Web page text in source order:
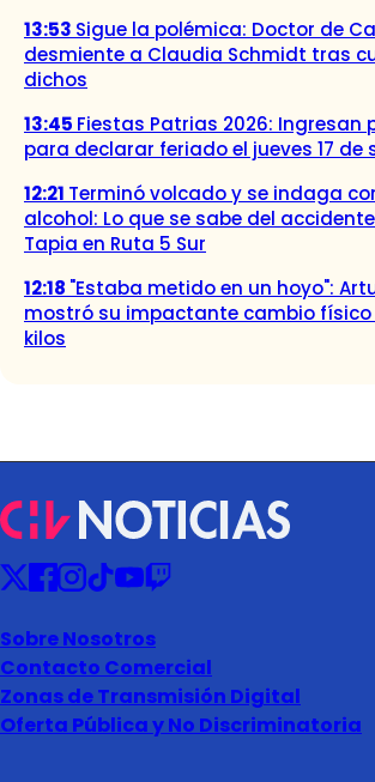
13:53 Sigue la polémica: Doctor de
desmiente a Claudia Schmidt tras
dichos
13:45 Fiestas Patrias 2026: Ingresan
para declarar feriado el jueves 17 de
12:21 Terminó volcado y se indaga
alcohol: Lo que se sabe del
Tapia en Ruta 5 Sur
12:18 "Estaba metido en un hoyo":
mostró su impactante cambio físico
kilos
Sobre Nosotros
Contacto Comercial
Zonas de Transmisión Digital
Oferta Pública y No Discriminatoria